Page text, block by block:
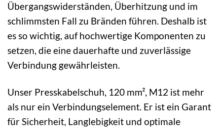
Übergangswiderständen, Überhitzung und im
schlimmsten Fall zu Bränden führen. Deshalb ist
es so wichtig, auf hochwertige Komponenten zu
setzen, die eine dauerhafte und zuverlässige
Verbindung gewährleisten.
Unser Presskabelschuh, 120 mm², M12 ist mehr
als nur ein Verbindungselement. Er ist ein Garant
für Sicherheit, Langlebigkeit und optimale